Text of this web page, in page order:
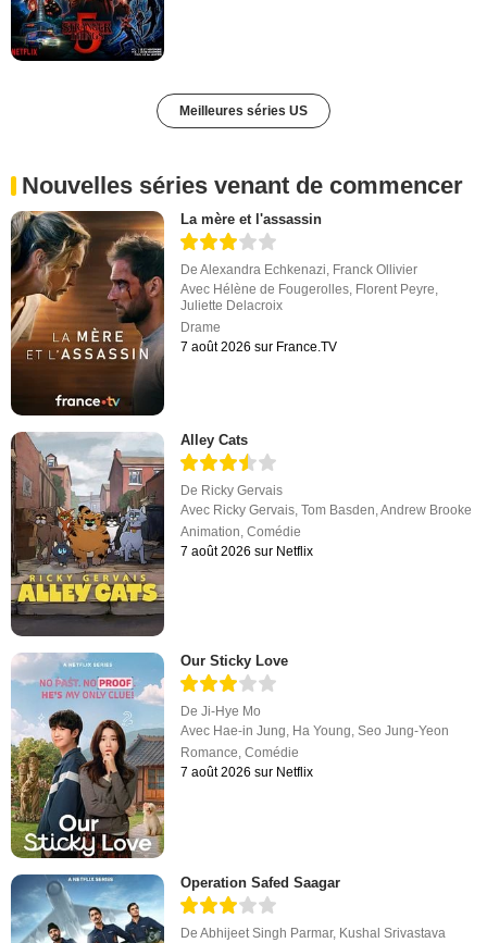
Meilleures séries US
Nouvelles séries venant de commencer
La mère et l'assassin
DeAlexandra Echkenazi Franck Ollivier
Avec Hélène de Fougerolles Florent Peyre
Juliette Delacroix
Drame
7 août 2026 sur France.TV
Alley Cats
De Ricky Gervais
Avec Ricky Gervais,Tom Basden,Andrew Brooke
Animation,Comédie
7 août 2026 sur Netflix
Our Sticky Love
DeJi-Hye Mo
Avec Hae-in Jung, Ha Young,Seo Jung-Yeon
Romance,Comédie
7 août 2026 sur Netflix
Operation Safed Saagar
DeAbhijeet Singh Parmar, Kushal Srivastava